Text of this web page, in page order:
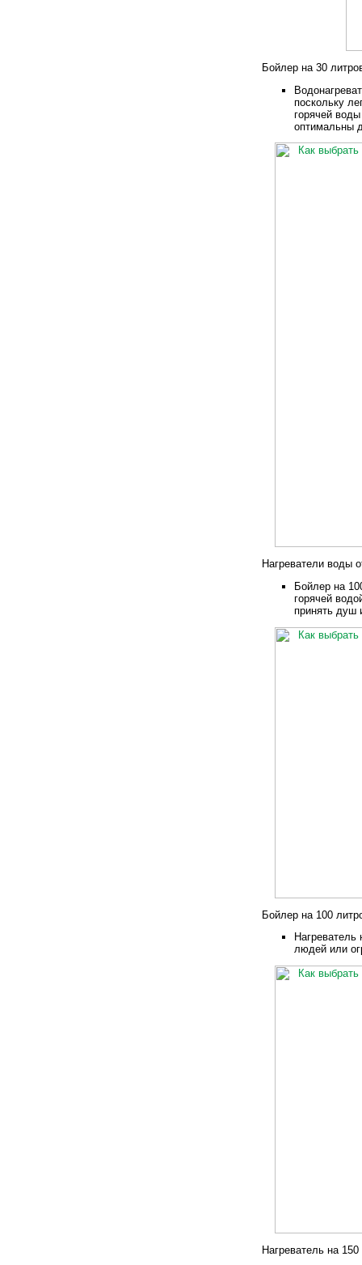
Бойлер на 30
поскольку
горячей
оптимальны
Нагреватели воды
Бойлер на
горячей
принять душ
Бойлер на 100
людей или
Нагреватель на 150